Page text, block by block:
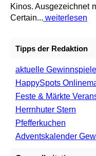
Kinos. Ausgezeichnet
Certain... weiterlesen
Tipps der Redaktion
aktuelle Gewinnspiele
HappySpots
Feste & Märkte
Herrnhuter Stern
Pfefferkuchen
Adventskalender